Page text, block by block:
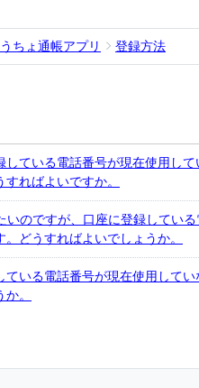
ちょ通帳アプリ 登録方法
ている電話番号が現在使用して
ればよいですか。
のですが、口座に登録してい
どうすればよいでしょうか。
いる電話番号が現在使用してい
。